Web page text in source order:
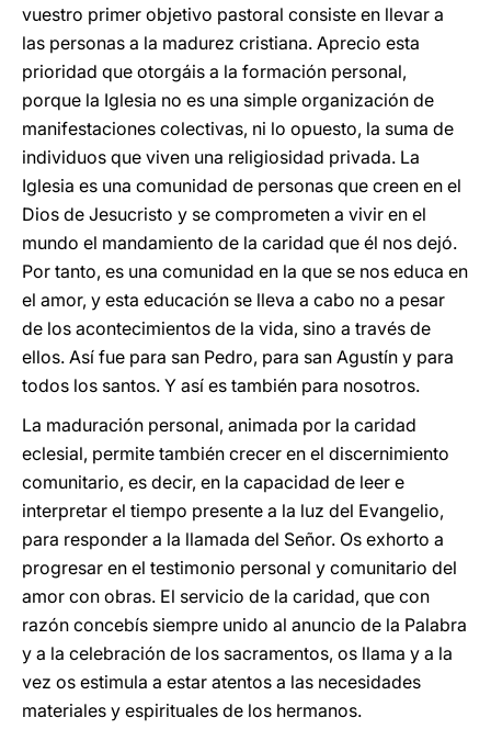
vuestro primer objetivo pastoral consiste en llevar a
las personas a la madurez cristiana. Aprecio esta
prioridad que otorgáis a la formación personal,
porque la Iglesia no es una simple organización de
manifestaciones colectivas, ni lo opuesto, la suma de
individuos que viven una religiosidad privada. La
Iglesia es una comunidad de personas que creen en el
Dios de Jesucristo y se comprometen a vivir en el
mundo el mandamiento de la caridad que él nos dejó.
Por tanto, es una comunidad en la que se nos educa en
el amor, y esta educación se lleva a cabo no a pesar
de los acontecimientos de la vida, sino a través de
ellos. Así fue para san Pedro, para san Agustín y para
todos los santos. Y así es también para nosotros.
La maduración personal, animada por la caridad
eclesial, permite también crecer en el discernimiento
comunitario, es decir, en la capacidad de leer e
interpretar el tiempo presente a la luz del Evangelio,
para responder a la llamada del Señor. Os exhorto a
progresar en el testimonio personal y comunitario del
amor con obras. El servicio de la caridad, que con
razón concebís siempre unido al anuncio de la Palabra
y a la celebración de los sacramentos, os llama y a la
vez os estimula a estar atentos a las necesidades
materiales y espirituales de los hermanos.